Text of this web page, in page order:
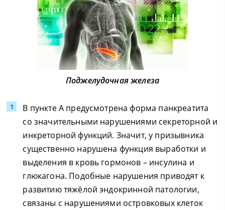
Поджелудочная железа
В пункте А предусмотрена форма панкреатита
со значительными нарушениями секреторной и
инкреторной функций. Значит, у призывника
существенно нарушена функция выработки и
выделения в кровь гормонов – инсулина и
глюкагона. Подобные нарушения приводят к
развитию тяжёлой эндокринной патологии,
связаны с нарушениями островковых клеток